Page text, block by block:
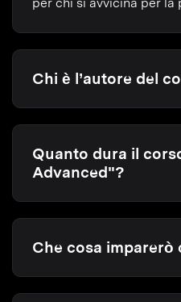
Chi è l’autore del
Quanto dura il
Advanced"?
Che cosa imparerò